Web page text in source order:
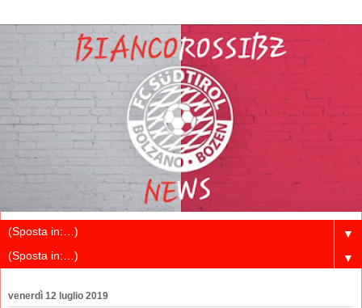
▼
▼
venerdì 12 luglio 2019